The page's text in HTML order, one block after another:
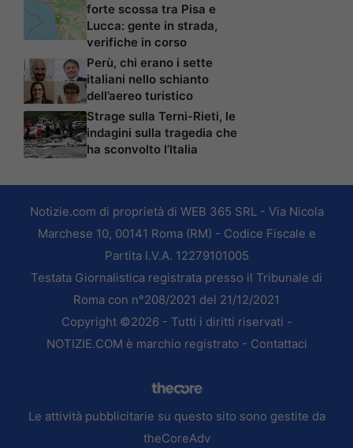
forte scossa tra Pisa e
Lucca: gente in strada,
verifiche in corso
Perù, chi erano i sette
italiani nello schianto
dell’aereo turistico
Strage sulla Terni-Rieti, le
indagini sulla tragedia che
ha sconvolto l’Italia
Notizie.com di proprietà di WEB 365 SRL - Via Nicola
Marchese 10, 00141 Roma (RM) - Codice Fiscale e
Partita I.V.A. 12279101005
Testata Giornalistica registrata presso il Tribunale di
Roma con n°208/2021 del 21/12/2021
Copyright ©2026 - Tutti i diritti riservati -
NOTIZIE.COM è marchio registrato - Contattaci
Le attività pubblicitarie su questo sito sono gestite da
theCoreAdv